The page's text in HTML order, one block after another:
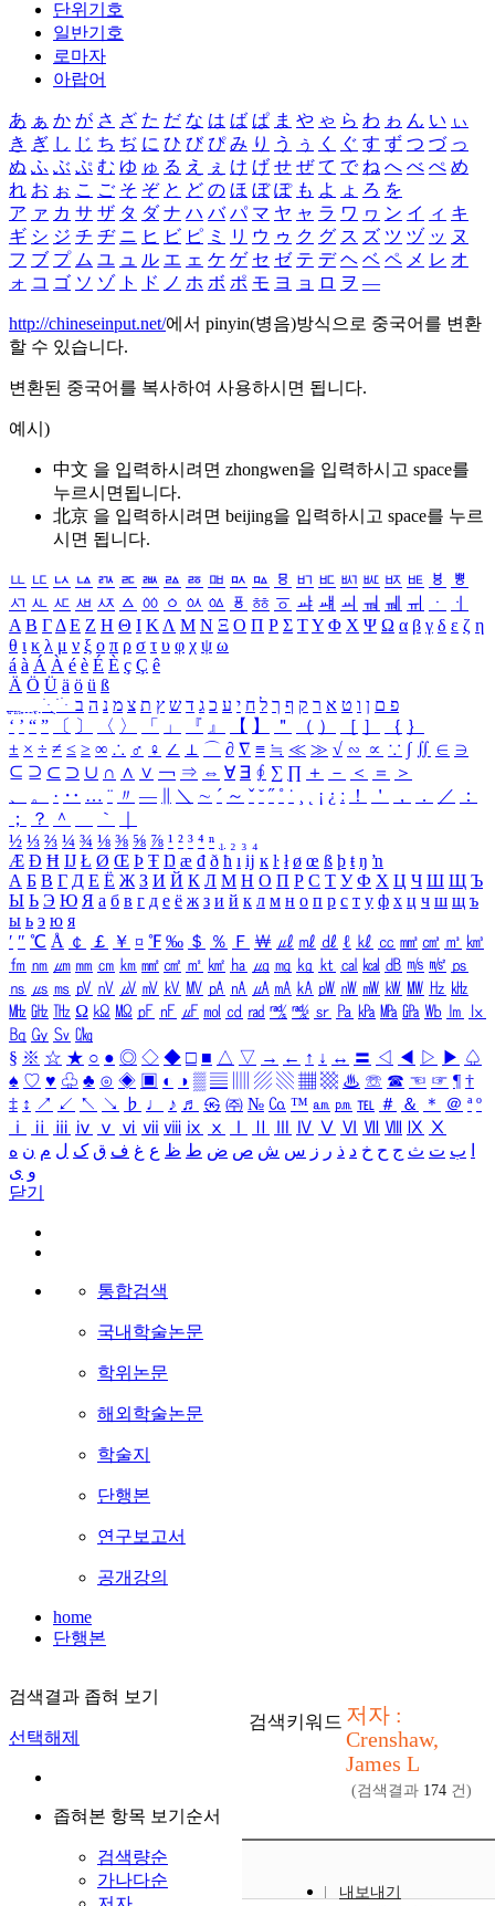
단위기호
일반기호
로마자
아랍어
あ ぁ か が さ ざ た だ な は ば ぱ ま や ゃ ら わ ゎ ん い ぃ
き ぎ し じ ち ぢ に ひ び ぴ み り う ぅ く ぐ す ず つ づ っ
ぬ ふ ぶ ぷ む ゆ ゅ る え ぇ け げ せ ぜ て で ね へ べ ぺ め
れ お ぉ こ ご そ ぞ と ど の ほ ぼ ぽ も よ ょ ろ を
ア ァ カ サ ザ タ ダ ナ ハ バ パ マ ヤ ャ ラ ワ ヮ ン イ ィ キ
ギ シ ジ チ ヂ ニ ヒ ビ ピ ミ リ ウ ゥ ク グ ス ズ ツ ヅ ッ ヌ
フ ブ プ ム ユ ュ ル エ ェ ケ ゲ セ ゼ テ デ ヘ ベ ペ メ レ オ
ォ コ ゴ ソ ゾ ト ド ノ ホ ボ ポ モ ヨ ョ ロ ヲ ―
http://chineseinput.net/에서 pinyin(병음)방식으로 중국어를 변환
할 수 있습니다.
변환된 중국어를 복사하여 사용하시면 됩니다.
예시)
中文 을 입력하시려면 zhongwen을 입력하시고 space를
누르시면됩니다.
北京 을 입력하시려면 beijing을 입력하시고 space를 누르
시면 됩니다.
ㅥ ㅦ ㅧ ㅨ ㅩ ㅪ ㅫ ㅬ ㅭ ㅮ ㅯ ㅰ ㅱ ㅲ ㅳ ㅴ ㅵ ㅶ ㅷ ㅸ
ㅹ
ㅺ ㅻ ㅼ ㅽ ㅾ ㅿ ㆀ ㆁ ㆂ ㆃ ㆄ ㆅ ㆆ ㆇ ㆈ ㆉ ㆊ ㆋ ㆌ ㆍ
ㆎ
Α Β ΓΔ Ε Ζ Η Θ Ι ΚΛ Μ Ν Ξ Ο Π Ρ Σ ΤΥ Φ Χ Ψ Ω α β γ δ ε ζ η
θ ι κ λ μ ν ξ ο π ρ σ τ υ φ χ ψ ω
á à Á À é è É È ç Ç ê
Ä Ö Ü ä ö ü ß
ִֶֹ ֻּ ׁׂ פ ם ן ו ט א ר ק ף ך ל ח י ע כ ג ד ש ץ ת צ מ נ ה ב
‘ ’ “ ” 〔 〕 〈 〉 「 」 『 』 【 】 ＂ （ ） ［ ］ ｛ ｝
± × ÷ ≠ ≤ ≥ ∞ ∴ ♂ ♀ ∠ ⊥ ⌒ ∂ ∇ ≡ ≒ ≪ ≫ √ ∽ ∝ ∵ ∫ ∬ ∈ ∋
⊆ ⊇ ⊂ ⊃ ∪ ∩ ∧ ∨ ￢ ⇒ ⇔ ∀ ∃ ∮ ∑ ∏ ＋ － ＜ ＝
＞
、
。 · ‥ … ¨ 〃 ― ＼ ∼ ´ ～ ˇ ˘ ˝ ˚ ˙ ¸ ¡ ¿ ː ！ ＇ ， ． ／
：
；
？ ＾ ｀
½ ⅓ ⅔ ¼ ¾ ⅛ ⅜ ⅝ ⅞ ¹ ² ³ ⁴ ⁿ ₁ ₂ ₃ ₄
Æ Ð Ħ Ĳ Ł Ø Œ Þ Ŧ Ŋ æ đ ð ħ ı ĳ ĸ ŀ ł ø œ ß þ ŧ ŋ ŉ
А Б В Г Д Е Ё Ж З И Й К Л М Н О П Р С Т У Ф Х Ц Ч Ш Щ Ъ
Ы Ь Э Ю Я а б в г д е ё ж з и й к л м н о п р с т у ф х ц ч ш щ ъ
ы ь э ю я
′ ″ ℃ Å ￠ ￡ ￥ ¤ ℉ ‰ ＄ ％ Ｆ ￦ ㎕ ㎖ ㎗ ℓ ㎘ ㏄ ㎣ ㎤ ㎥ ㎦
㎙ ㎚ ㎛ ㎜ ㎝ ㎞ ㎟ ㎠ ㎡ ㎢ ㏊ ㎍ ㎎ ㎏ ㏏ ㎈ ㎉ ㏈ ㎧ ㎨ ㎰
㎱ ㎲ ㎳ ㎴ ㎵ ㎶ ㎷ ㎸ ㎹ ㎀ ㎁ ㎂ ㎃ ㎄ ㎺ ㎻ ㎽ ㎾ ㎿ ㎐ ㎑
㎒ ㎓ ㎔ Ω ㏀ ㏁ ㎊ ㎋ ㎌ ㏖ ㏅ ㎭ ㎮ ㎯ ㏛ ㎩ ㎪ ㎫ ㎬ ㏝ ㏐
㏓
㏃ ㏉ ㏜ ㏆
§ ※ ☆ ★ ○ ● ◎ ◇ ◆ □ ■ △ ▽ → ← ↑ ↓ ↔ 〓 ◁ ◀ ▷ ▶ ♤
♠ ♡ ♥ ♧ ♣ ⊙ ◈ ▣ ◐ ◑ ▒ ▤ ▨ ▧ ▦ ▩ ♨ ☏ ☎ ☜ ☞ ¶ †
‡ ↕ ↗ ↙ ↖ ↘ ♭ ♩ ♪ ♬ ㉿ ㈜ № ㏇ ™ ㏂ ㏘ ℡ ＃ ＆ ＊ ＠ ª º
ⅰ
ⅱ ⅲ ⅳ ⅴ ⅵ ⅶ ⅷ ⅸ ⅹ Ⅳ Ⅴ Ⅵ Ⅶ Ⅷ Ⅸ Ⅹ
ب ت ث ج ح خ د ذ ر ز س ش ص ض ط ظ ع غ ف ق ک ل م ن ه
و ی
닫기
통합검색
국내학술논문
학위논문
해외학술논문
학술지
단행본
연구보고서
공개강의
home
단행본
검색결과 좁혀 보기
선택해제
좁혀본 항목 보기순서
검색량순
가나다순
검색키워드 저자 :
Crenshaw,
James L
(검색결과 174 건)
내보내기